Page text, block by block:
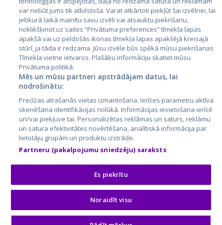
Lietuva
City24.lv
City24.ee
GetaPro.lv
GetaPro.ee
Skelbiu.lt
Autoplius.lt
Aruodas.lt
CVbankas.lt
Kainos.lt
Paslaugos.lt
auto24.ee
Osta.ee
KuldneBörs.ee
© 2026 GetaPro. Visas tiesības aizsargātas.
var nebūt jums tik atbilstoša. Varat atkārtoti piekļūt šai izvēlnei, lai
jebkurā laikā mainītu savu izvēli vai atsauktu piekrišanu,
noklikšķinot uz saites “Privātuma preferences” tīmekļa lapas
apakšā vai uz peldošās ikonas tīmekļa lapas apakšējā kreisajā
stūrī, ja tāda ir redzama. Jūsu izvēle būs spēkā mūsu piekrišanas
Tīmekļa vietne ietvaros. Plašāku informāciju skatiet mūsu
Privātuma politikā.
Mēs un mūsu partneri apstrādājam datus, lai
nodrošinātu:
Precīzas atrašanās vietas izmantošana. Ierīces parametru aktīva
skenēšana identifikācijas nolūkā. Informācijas ievietošana ierīcē
un/vai piekļuve tai. Personalizētas reklāmas un saturs, reklāmu
un satura efektivitātes novērtēšana, analītiskā informācija par
lietotāju grupām un produktu izstrāde.
Partneru (pakalpojumu sniedzēju) saraksts
Es piekrītu
Noraidīt visu